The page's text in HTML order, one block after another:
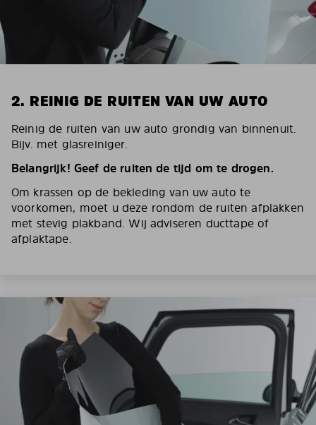
2. REINIG DE RUITEN VAN UW AUTO
Reinig de ruiten van uw auto grondig van binnenuit.
Bijv. met glasreiniger.
Belangrijk! Geef de ruiten de tijd om te drogen.
Om krassen op de bekleding van uw auto te
voorkomen, moet u deze rondom de ruiten afplakken
met stevig plakband. Wij adviseren ducttape of
afplaktape.